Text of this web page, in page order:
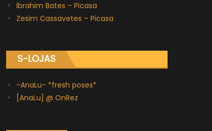
Ibrahim Bates – Picasa
Zesim Cassavetes – Picasa
S-LOJAS
-AnaLu- *fresh poses*
[AnaLu] @ OnRez